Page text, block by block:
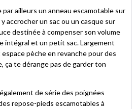
ailleurs un anneau escamotable sur
accrocher un sac ou un casque sur
destinée à compenser son volume
intégral et un petit sac. Largement
pèche en revanche pour des
ça te dérange pas de garder ton
de série des poignées
repose-pieds escamotables à